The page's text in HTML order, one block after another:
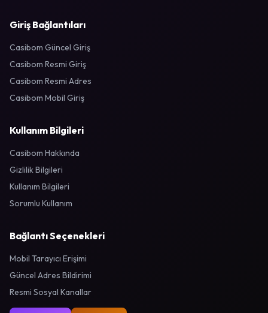
Giriş Bağlantıları
Casibom Güncel Giriş
Casibom Resmi Giriş
Casibom Resmi Adres
Casibom Mobil Giriş
Kullanım Bilgileri
Casibom Hakkında
Gizlilik Bilgileri
Kullanım Bilgileri
Sorumlu Kullanım
Bağlantı Seçenekleri
Mobil Tarayıcı Erişimi
Güncel Adres Bildirimi
Resmi Sosyal Kanallar